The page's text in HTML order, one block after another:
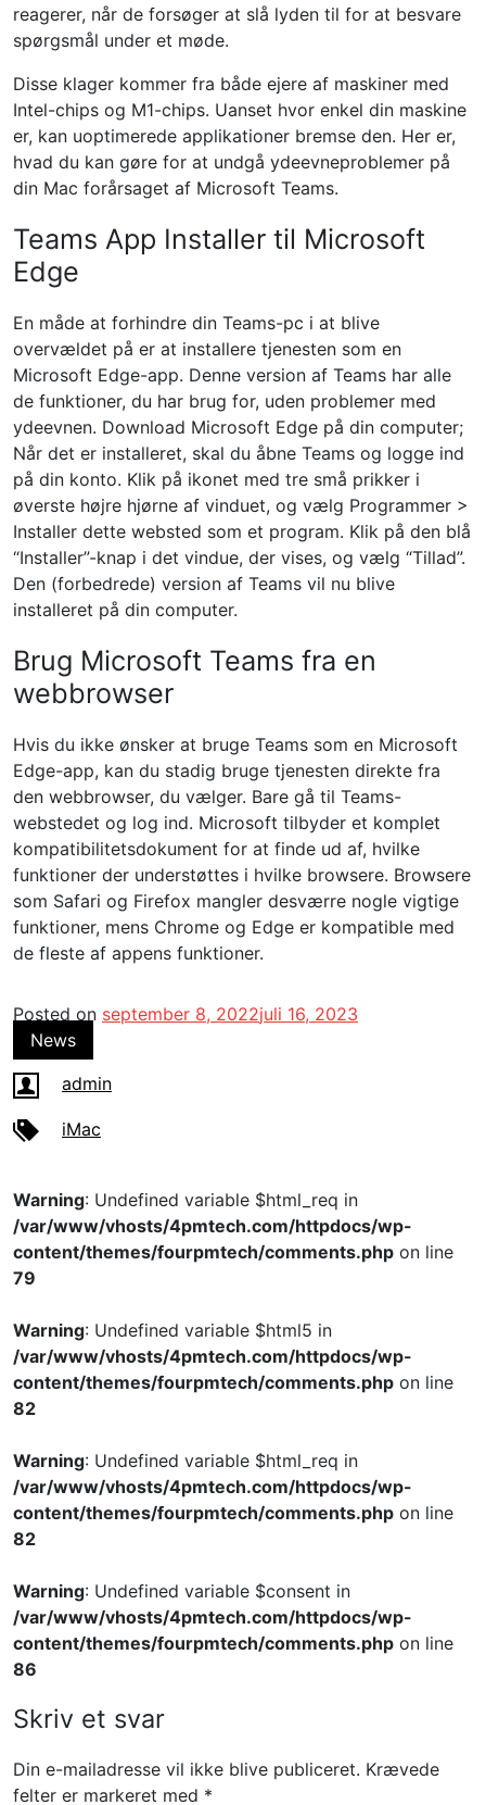
reagerer, når de forsøger at slå lyden til for at besvare
spørgsmål under et møde.
Disse klager kommer fra både ejere af maskiner med
Intel-chips og M1-chips. Uanset hvor enkel din maskine
er, kan uoptimerede applikationer bremse den. Her er,
hvad du kan gøre for at undgå ydeevneproblemer på
din Mac forårsaget af Microsoft Teams.
Teams App Installer til Microsoft
Edge
En måde at forhindre din Teams-pc i at blive
overvældet på er at installere tjenesten som en
Microsoft Edge-app. Denne version af Teams har alle
de funktioner, du har brug for, uden problemer med
ydeevnen. Download Microsoft Edge på din computer;
Når det er installeret, skal du åbne Teams og logge ind
på din konto. Klik på ikonet med tre små prikker i
øverste højre hjørne af vinduet, og vælg Programmer >
Installer dette websted som et program. Klik på den blå
“Installer”-knap i det vindue, der vises, og vælg “Tillad”.
Den (forbedrede) version af Teams vil nu blive
installeret på din computer.
Brug Microsoft Teams fra en
webbrowser
Hvis du ikke ønsker at bruge Teams som en Microsoft
Edge-app, kan du stadig bruge tjenesten direkte fra
den webbrowser, du vælger. Bare gå til Teams-
webstedet og log ind. Microsoft tilbyder et komplet
kompatibilitetsdokument for at finde ud af, hvilke
funktioner der understøttes i hvilke browsere. Browsere
som Safari og Firefox mangler desværre nogle vigtige
funktioner, mens Chrome og Edge er kompatible med
de fleste af appens funktioner.
Posted on september 8, 2022juli 16, 2023
News
admin
iMac
Warning: Undefined variable $html_req in
/var/www/vhosts/4pmtech.com/httpdocs/wp-
content/themes/fourpmtech/comments.php on line
79
Warning: Undefined variable $html5 in
/var/www/vhosts/4pmtech.com/httpdocs/wp-
content/themes/fourpmtech/comments.php on line
82
Warning: Undefined variable $html_req in
/var/www/vhosts/4pmtech.com/httpdocs/wp-
content/themes/fourpmtech/comments.php on line
82
Warning: Undefined variable $consent in
/var/www/vhosts/4pmtech.com/httpdocs/wp-
content/themes/fourpmtech/comments.php on line
86
Skriv et svar
Din e-mailadresse vil ikke blive publiceret. Krævede
felter er markeret med *